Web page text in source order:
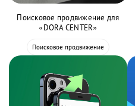
Поисковое продвижение для
«DORA CENTER»
Поисковое продвижение